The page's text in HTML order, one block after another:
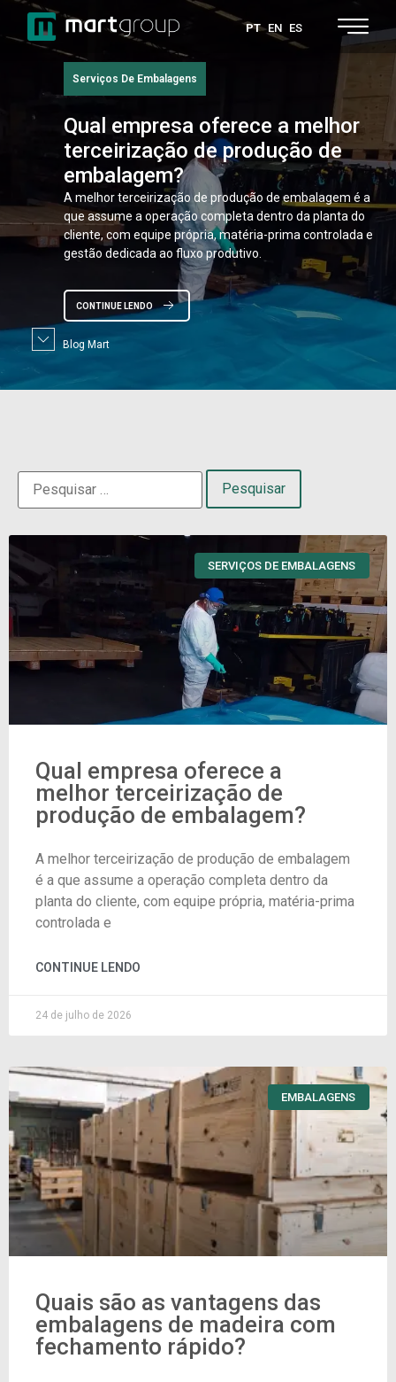
PT EN ES
Serviços De Embalagens
Qual empresa oferece a melhor
terceirização de produção de
embalagem?
A melhor terceirização de produção de embalagem é a
que assume a operação completa dentro da planta do
cliente, com equipe própria, matéria-prima controlada e
gestão dedicada ao fluxo produtivo.
CONTINUE LENDO
Blog Mart
SERVIÇOS DE EMBALAGENS
Qual empresa oferece a
melhor terceirização de
produção de embalagem?
A melhor terceirização de produção de embalagem
é a que assume a operação completa dentro da
planta do cliente, com equipe própria, matéria-prima
controlada e
CONTINUE LENDO
24 de julho de 2026
EMBALAGENS
Quais são as vantagens das
embalagens de madeira com
fechamento rápido?